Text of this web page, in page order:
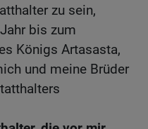
zu sein,
bis zum
Königs Artasasta,
und meine Brüder